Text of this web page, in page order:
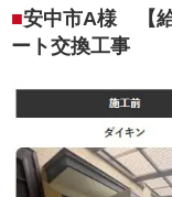
安中市A様 【
ート交換工事